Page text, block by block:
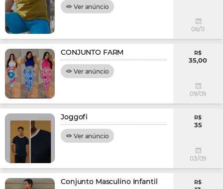
Ver anúncio
06/11
CONJUNTO FARM
Ver anúncio
R$
35,00
09/09
Joggofi
Ver anúncio
R$
35
03/09
Conjunto Masculino Infantil R$